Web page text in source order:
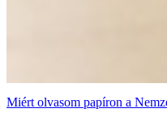
Miért olvasom papíron a